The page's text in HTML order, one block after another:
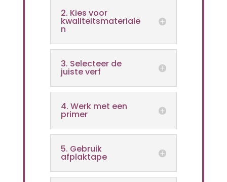
2. Kies voor
kwaliteitsmateriale
n
3. Selecteer de
juiste verf
4. Werk met een
primer
5. Gebruik
afplaktape